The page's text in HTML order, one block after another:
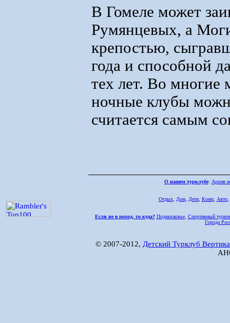
В Гомеле может
Румянцевых, а
крепостью,
года и способной
тех лет. Во многие
ночные клубы
считается самым
О нашем турклубе: Архив
Отдых, Дом, Дети, Комп, Авто,
Если не в поход, то куда? Подмосковье, Спортивный
Города
© 2007-2012, Детский Турклуб